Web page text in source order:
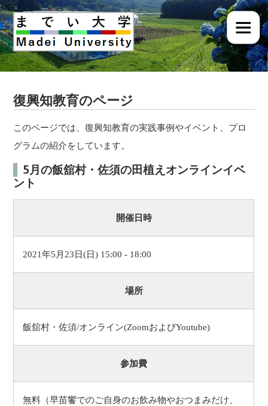
復興知教育のページ
このページでは、復興知教育の実践事例やイベント、プロ
グラムの紹介をしています。
5月の飯舘村・佐須の田植えオンラインイベ
ント
開催日時
2021年5月23日(日) 15:00 - 18:00
場所
飯舘村・佐須/オンライン(ZoomおよびYoutube)
参加費
無料（早苗饗でのご自身のお飲み物やおつまみだけ、